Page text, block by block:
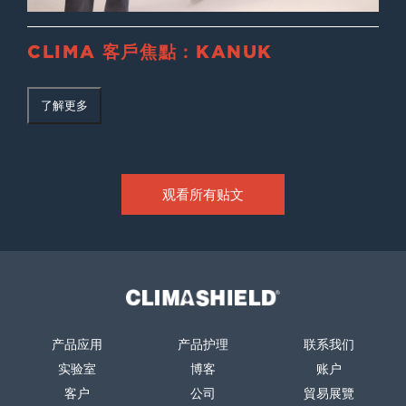
CLIMA 客戶焦點：KANUK
了解更多
观看所有贴文
Climashield®
产品应用
实验室
客户
产品护理
博客
公司
联系我们
账户
貿易展覽